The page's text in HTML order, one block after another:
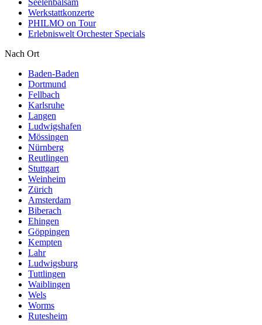
Werkstattkonzerte
PHILMO on Tour
Erlebniswelt Orchester Specials
Nach Ort
Baden-Baden
Dortmund
Fellbach
Karlsruhe
Langen
Ludwigshafen
Mössingen
Nürnberg
Reutlingen
Stuttgart
Weinheim
Zürich
Amsterdam
Biberach
Ehingen
Göppingen
Kempten
Lahr
Ludwigsburg
Tuttlingen
Waiblingen
Wels
Worms
Rutesheim